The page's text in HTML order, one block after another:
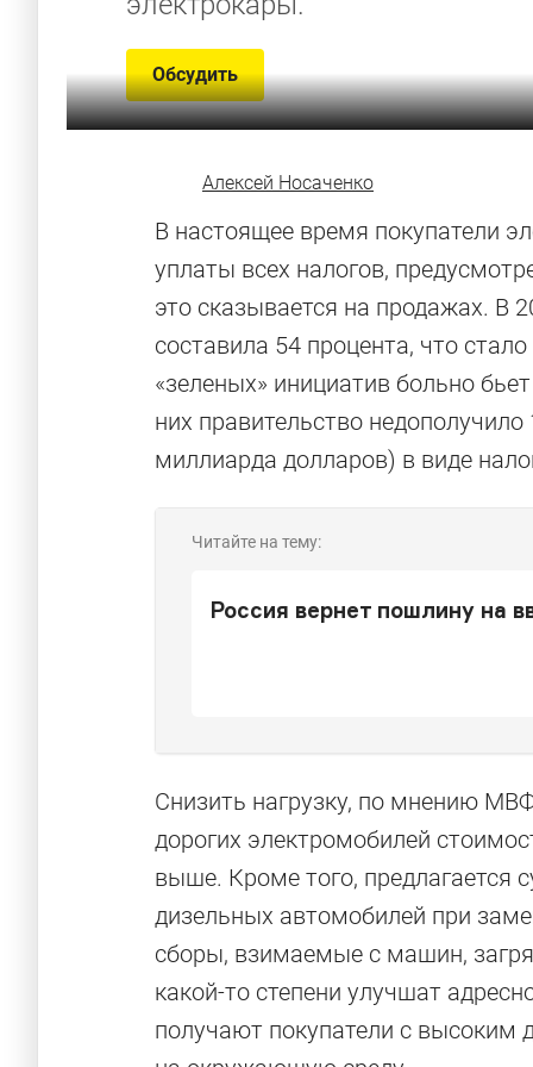
Обсудить
Алексей Носаченко
В настоящее время покупатели
уплаты всех налогов,
это сказывается на продажах.
составила 54 процента, что
«зеленых» инициатив больно
них правительство
миллиарда долларов) в виде
Читайте на тему:
Россия вернет пошлину на
Снизить нагрузку, по мнению
дорогих электромобилей
выше. Кроме того, предлагается
дизельных автомобилей при
сборы, взимаемые с машин,
какой-то степени улучшат
получают покупатели с высоким